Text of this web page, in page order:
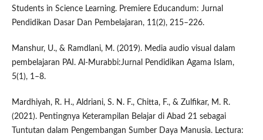
Students in Science Learning. Premiere Educandum: Jurnal
Pendidikan Dasar Dan Pembelajaran, 11(2), 215–226.
Manshur, U., & Ramdlani, M. (2019). Media audio visual dalam
pembelajaran PAI. Al-Murabbi:Jurnal Pendidikan Agama Islam,
5(1), 1–8.
Mardhiyah, R. H., Aldriani, S. N. F., Chitta, F., & Zulfikar, M. R.
(2021). Pentingnya Keterampilan Belajar di Abad 21 sebagai
Tuntutan dalam Pengembangan Sumber Daya Manusia. Lectura: